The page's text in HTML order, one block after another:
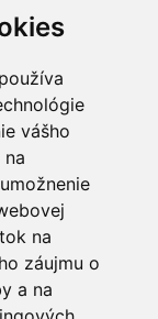
vášho
na
záujmu o
a na